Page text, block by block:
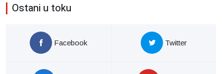
Ostani u toku
Facebook Twitter